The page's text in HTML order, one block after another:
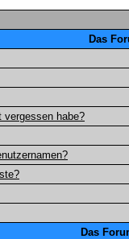
Das
vergessen habe?
Das